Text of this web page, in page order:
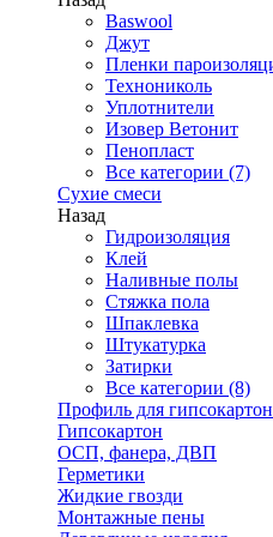
Baswool
Джут
Пленки
Технониколь
Уплотнители
Изовер Ветонит
Пенопласт
Все категории (7)
Сухие смеси
Назад
Гидроизоляция
Клей
Наливные полы
Стяжка пола
Шпаклевка
Штукатурка
Затирки
Все категории (8)
Профиль для
Гипсокартон
ОСП, фанера, ДВП
Герметики
Жидкие гвозди
Монтажные пены